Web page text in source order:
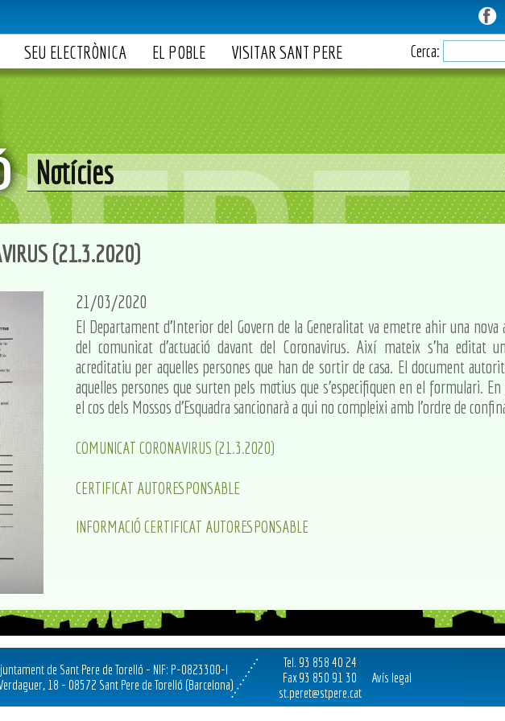
SEU ELECTRÒNICA EL POBLE VISITAR SANT PERE Cerca:
Notícies
(21.3.2020)
21/03/2020
El Departament d'Interior del Govern de la Generalitat va emetre ahir una nova
del comunicat d'actuació davant del Coronavirus. Així mateix s'ha editat
acreditatiu per aquelles persones que han de sortir de casa. El document
aquelles persones que surten pels motius que s'especifiquen en el formulari.
el cos dels Mossos d'Esquadra sancionarà a qui no compleixi amb l'ordre de
COMUNICAT CORONAVIRUS (21.3.2020)
CERTIFICAT AUTORESPONSABLE
INFORMACIÓ CERTIFICAT AUTORESPONSABLE
de Sant Pere de Torelló - NIF: P-0823300-I
18 - 08572 Sant Pere de Torelló (Barcelona)
Tel. 93 858 40 24
Fax 93 850 91 30
st.peret@stpere.cat
Avís legal